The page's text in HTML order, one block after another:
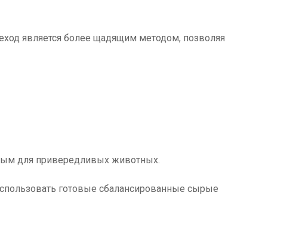
является более щадящим методом, позволяя
для привередливых животных.
готовые сбалансированные сырые